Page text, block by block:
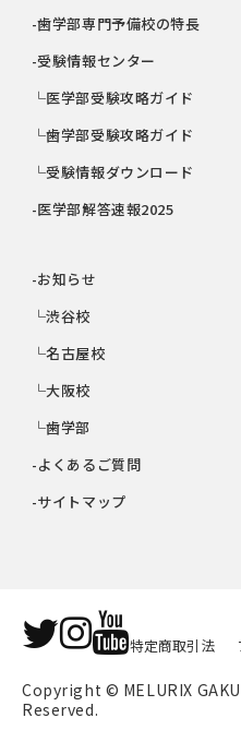
-歯学部専門予備校の特長
-受験情報センター
└医学部受験攻略ガイド
└歯学部受験攻略ガイド
└受験情報ダウンロード
-医学部解答速報2025
-お知らせ
└渋谷校
└名古屋校
└大阪校
└歯学部
-よくあるご質問
-サイトマップ
特定商取引法
Copyright © MELURIX
Reserved.